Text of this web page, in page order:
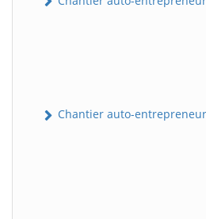
Chantier auto-